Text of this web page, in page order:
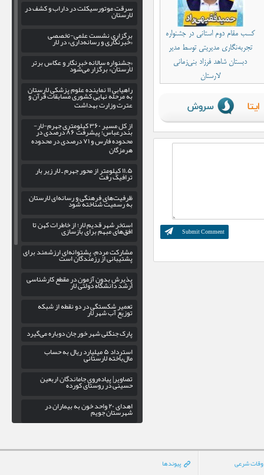
کسب مقام دوم استانی در جشنواره
تجربه‌نگاری مدیریتی توسط مدیر
دبستان شاهد فرزاد بنی‌زمانی
لارستان
سرقت موتورسیکلت در داراب و کشف در
لارستان
برگزاری نشست علمی-تخصصی
«خبرنگاری و رسانه‌داری» در لار
«جشنواره سالانه خبرنگار و عکاس برتر
لارستان» برگزار می‌شود
راهیابی ۱۱ نماینده علوم پزشکی لارستان
به مرحله نهایی کشوری مسابقات قرآن و
عترت وزارت بهداشت
از کل مسیر ۳۶۰ کیلومتری جهرم-لار-
بندرعباس؛ پیشرفت ۸۶ درصدی در
محدوده فارس و ۷۱ درصدی در محدوده هرمزگان
۱۱.۵ کیلومتر از محور جهرم ـ لار زیر بار
ترافیک رفت
ظرفیت‌های فرهنگی و رسانه‌ای لارستان
به رسمیت شناخته شود
استخر شهر قدیم لار؛ از خاطرات کهن تا
افق‌های مبهم برای بازسازی
مشارکت مردم، پشتوانه‌ای ارزشمند برای
پشتیبانی از رزمندگان است
پذیرش بدون آزمون در مقطع کارشناسی
ارشد دانشگاه دولتی لار
تعمیر شکستگی در دو نقطه از شبکه
توزیع آب شهر لار
پارک جنگلی شهر خور جان دوباره می‌گیرد
استرداد ۵ میلیارد ریال به حسابمال‌باخته لارستانی
تصاویر| پیاده‌روی جاماندگان اربعین
حسینی در روستای کورده
اهدای ۲۰ واحد خون به بیماران درشهرستان جویم
شرعی پیوندها